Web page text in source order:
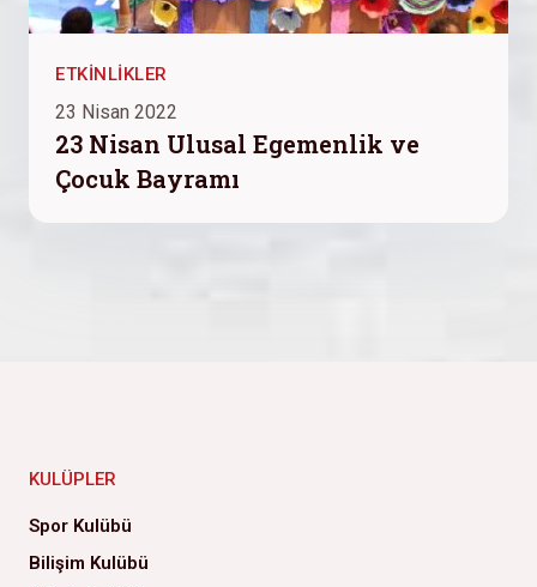
ETKINLIKLER
23 Nisan 2022
23 Nisan Ulusal Egemenlik ve
Çocuk Bayramı
KULÜPLER
Spor Kulübü
Bilişim Kulübü